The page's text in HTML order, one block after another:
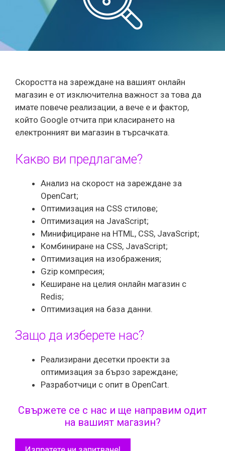
Скоростта на зареждане на вашият онлайн
магазин е от изключителна важност за това да
имате повече реализации, а вече е и фактор,
който Google отчита при класирането на
електронният ви магазин в търсачката.
Какво ви предлагаме?
Анализ на скорост на зареждане за
OpenCart;
Оптимизация на CSS стилове;
Оптимизация на JavaScript;
Минифициране на HTML, CSS, JavaScript;
Комбиниране на CSS, JavaScript;
Оптимизация на изображения;
Gzip компресия;
Кеширане на целия онлайн магазин с
Redis;
Оптимизация на база данни.
Защо да изберете нас?
Реализирани десетки проекти за
оптимизация за бързо зареждане;
Разработчици с опит в OpenCart.
Свържете се с нас и ще направим одит
на вашият магазин?